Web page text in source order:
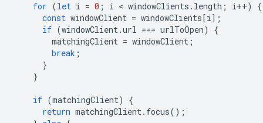
for (let i = 0 ; i < windowClients . length ; i++)
{
const windowClient = windowClients[i];
if (windowClient.url === urlToOpen)
{
matchingClient = windowClient ;
break ;
}
}
if (matchingClient)
{
return matchingClient. focus();